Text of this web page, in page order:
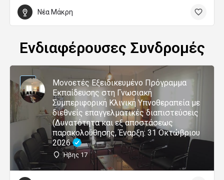
Νέα Μάκρη
Ενδιαφέρουσες Συνδρομές
Μονοετές Εξειδικευμένο Πρόγραμμα
Εκπαίδευσης στη Γνωσιακή
Συμπεριφορική Κλινική Υπνοθεραπεία με
διεθνείς επαγγελματικές διαπιστεύσεις
(Δυνατότητα και εξ αποστάσεως
παρακολούθησης, Έναρξη: 31 Οκτώβριου
2026
Ήβης 17